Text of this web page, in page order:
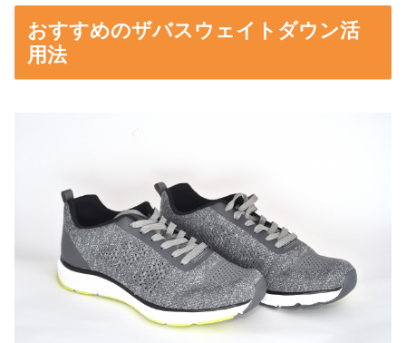
おすすめのザバスウェイトダウン活
用法